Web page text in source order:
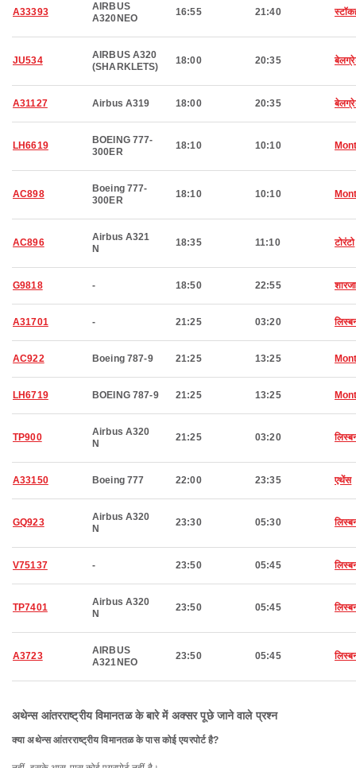
A33393
AIRBUS
A320NEO
16:55 21:40
JU534
AIRBUS A320
(SHARKLETS)
18:00 20:35
A31127 Airbus A319 18:00 20:35
LH6619
BOEING 777-
300ER
18:10 10:10
AC898
Boeing 777-
300ER
18:10 10:10
AC896
Airbus A321
N
18:35 11:10 टोरंटो
G9818 - 18:50 22:55
A31701 - 21:25 03:20
AC922 Boeing 787-9 21:25 13:25
LH6719 BOEING 787-9 21:25 13:25
TP900
Airbus A320
N
21:25 03:20
A33150 Boeing 777 22:00 23:35 एथेंस
GQ923
Airbus A320
N
23:30 05:30
V75137 - 23:50 05:45
TP7401
Airbus A320
N
23:50 05:45
A3723
AIRBUS
A321NEO
23:50 05:45
अथेन्स आंतरराष्ट्रीय विमानतळ के बारे में अक्सर पूछे जाने वाले प्रश्न
क्या अथेन्स आंतरराष्ट्रीय विमानतळ के पास कोई एयरपोर्ट है?